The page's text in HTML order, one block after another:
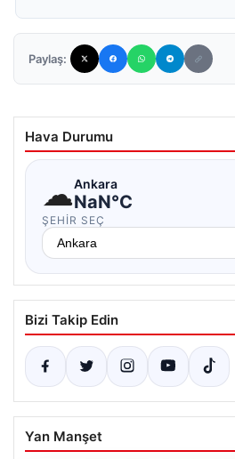
Paylaş:
Hava Durumu
☁Ankara
NaN°C
ŞEHIR SEÇ
Bizi Takip Edin
Yan Manşet